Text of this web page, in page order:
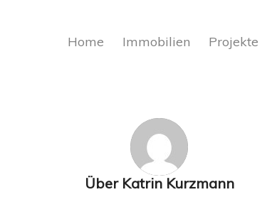
Home Immobilien Projekte
Über Katrin Kurzmann